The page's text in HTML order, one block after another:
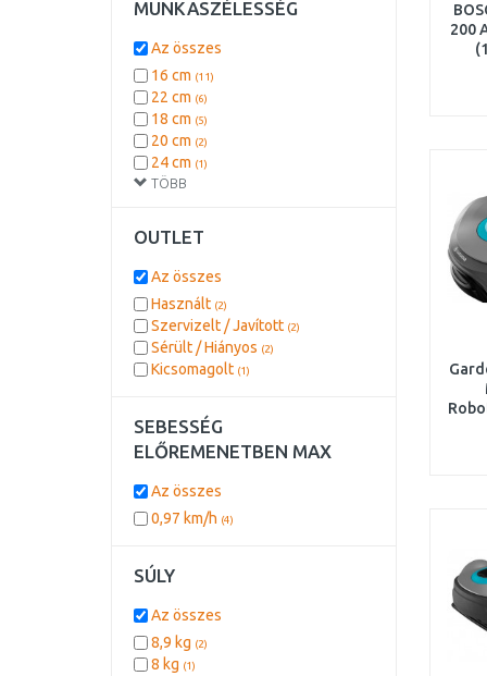
200
MUNKASZÉLESSÉG
TÖBB
Az összes
16 cm (11)
22 cm (6)
18 cm (5)
20 cm (2)
24 cm (1)
OUTLET
Az összes
Használt (2)
Szervizelt / Javított (2)
Sérült / Hiányos (2)
Kicsomagolt (1)
SEBESSÉG
ELŐREMENETBEN MAX
Az összes
0,97 km/h (4)
SÚLY
Az összes
8,9 kg (2)
8 kg (1)